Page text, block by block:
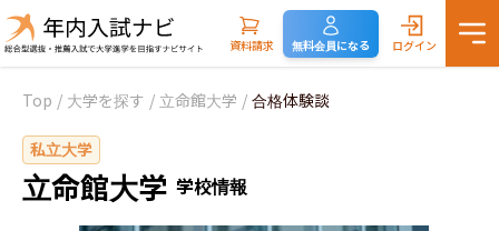
資料請求 無料会員になる ログイン
Top / 大学を探す / 立命館大学 / 合格体験談
私立大学
立命館大学 学校情報